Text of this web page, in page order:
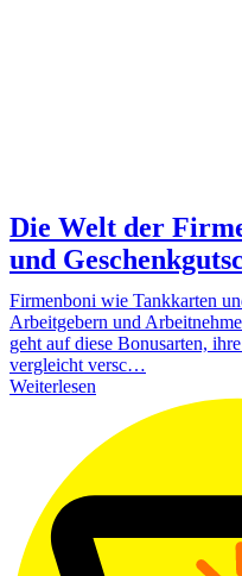
Die Welt der
und
Firmenboni wie Tankkarten
Arbeitgebern und
geht auf diese Bonusarten,
vergleicht versc…
Weiterlesen